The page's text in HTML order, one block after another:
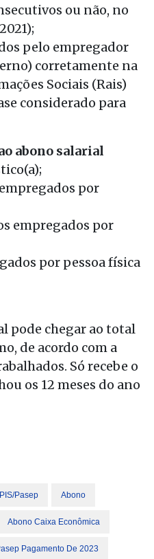
ou não, no
pelo empregador
corretamente na
Sociais (Rais)
considerado para
abono salarial
por
empregados por
por pessoa física
pode chegar ao total
de acordo com a
Só recebe o
os 12 meses do ano
Pasep Abono
Abono Caixa Econômica
Pagamento De 2023